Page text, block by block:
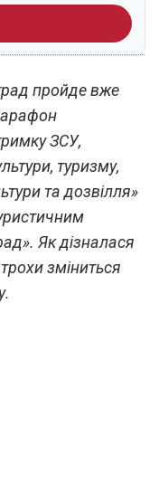
пройде вже
ЗСУ,
туризму,
та дозвілля»
Як дізналася
зміниться